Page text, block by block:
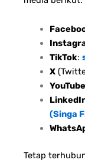
TikTok:
X
YouTube
(Singa
Tetap